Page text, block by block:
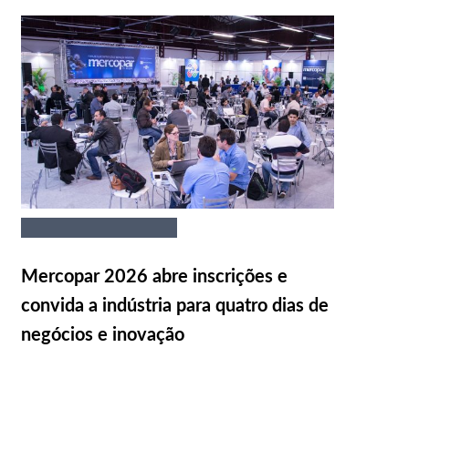
Mercopar 2026 abre inscrições e
convida a indústria para quatro dias de
negócios e inovação